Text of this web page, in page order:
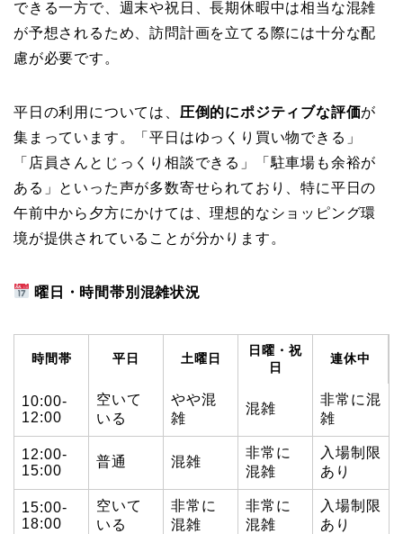
できる一方で、週末や祝日、長期休暇中は相当な混雑
が予想されるため、訪問計画を立てる際には十分な配
慮が必要です。
平日の利用については、 圧倒的にポジティブな評価が
集まっています。「平日はゆっくり買い物できる」
「店員さんとじっくり相談できる」「駐車場も余裕が
ある」といった声が多数寄せられており、特に平日の
午前中から夕方にかけては、理想的なショッピング環
境が提供されていることが分かります。
曜日・時間帯別混雑状況
時間帯 平日 土曜日
日曜・祝
日
連休中
10:00-
12:00
空いて
いる
やや混
雑
混雑
非常に混
雑
12:00-
15:00
普通 混雑
非常に
混雑
入場制限
あり
15:00-
18:00
空いて
いる
非常に
混雑
非常に
混雑
入場制限
あり